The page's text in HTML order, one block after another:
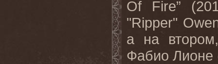
Of
Fire”
"Ripper"
а на
Фабио Лионе